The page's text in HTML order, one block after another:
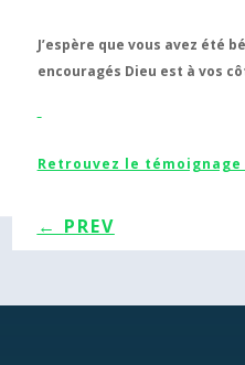
J’espère que vous avez été
encouragés Dieu est à vos
Retrouvez le
← PREV